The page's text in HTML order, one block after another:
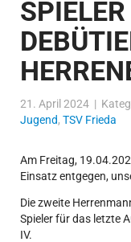
21. April 2024 |
Jugend, TSV Frieda
Am Freitag,
Einsatz entgegen,
Die zweite
Spieler für das letzte
IV.